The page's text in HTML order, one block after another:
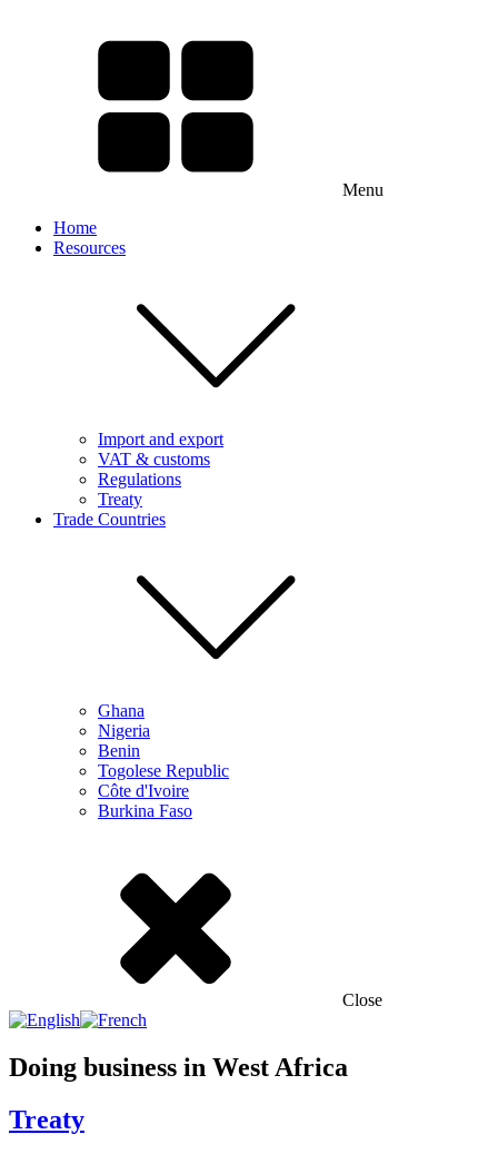
Menu
Home
Resources
Import and export
VAT & customs
Regulations
Treaty
Trade Countries
Ghana
Nigeria
Benin
Togolese Republic
Côte d'Ivoire
Burkina Faso
Close
Doing business in West Africa
Treaty